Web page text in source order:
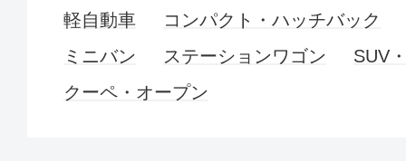
軽自動車
コンパクト・ハッチバック
ミニバン
ステーションワゴン
SUV
クーペ・オープン